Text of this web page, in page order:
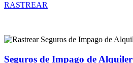
RASTREAR
Seguros de Impago de Alquiler